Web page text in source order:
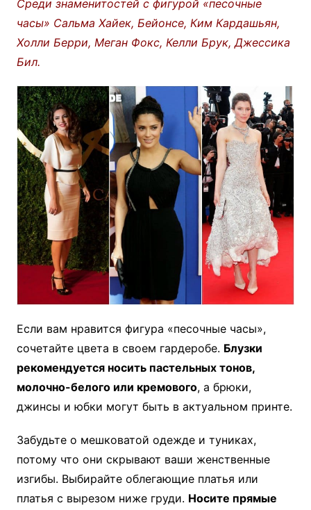
Среди знаменитостей с фигурой «песочные
часы» Сальма Хайек, Бейонсе, Ким Кардашьян,
Холли Берри, Меган Фокс, Келли Брук, Джессика
Бил.
Если вам нравится фигура «песочные часы»,
сочетайте цвета в своем гардеробе. Блузки
рекомендуется носить пастельных тонов,
молочно-белого или кремового, а брюки,
джинсы и юбки могут быть в актуальном принте.
Забудьте о мешковатой одежде и туниках,
потому что они скрывают ваши женственные
изгибы. Выбирайте облегающие платья или
платья с вырезом ниже груди. Носите прямые